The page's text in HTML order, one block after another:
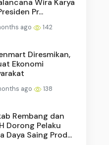
Wira Karya
Pr...
ago 142
Diresmikan,
Ekonomi
ago 138
Rembang dan
Dorong Pelaku
Daya Saing Prod...